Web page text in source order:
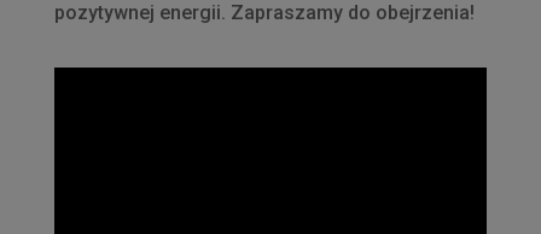
pozytywnej energii. Zapraszamy do obejrzenia!